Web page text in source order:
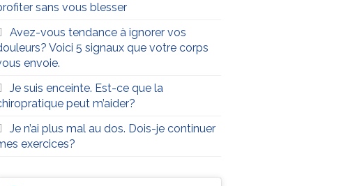
sans vous blesser
Avez-vous tendance à ignorer vos
Voici 5 signaux que votre corps
envoie.
Je suis enceinte. Est-ce que la
peut m’aider?
Je n’ai plus mal au dos. Dois-je continuer
exercices?